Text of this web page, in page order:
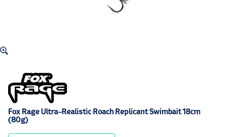
Fox Rage Ultra-Realistic Roach Replicant Swimbait 18cm
(80g)